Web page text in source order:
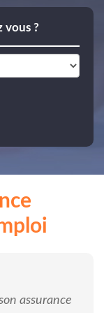
vous ?
assurance